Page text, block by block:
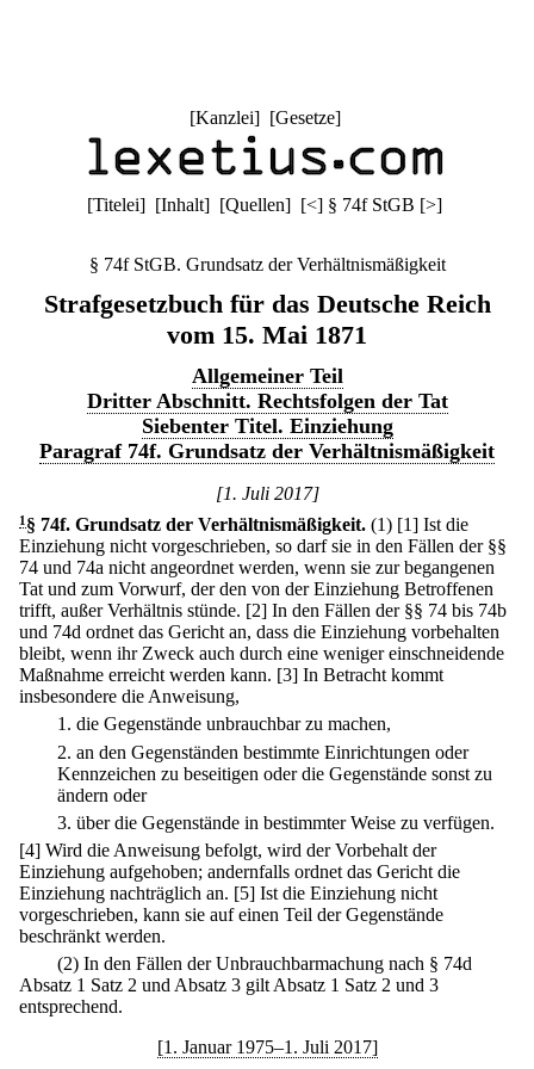
[Kanzlei] [Gesetze]
[Titelei] [Inhalt] [Quellen] [<] § 74f StGB [>]
§ 74f StGB. Grundsatz der Verhältnismäßigkeit
Strafgesetzbuch für das Deutsche Reich
vom 15. Mai 1871
Allgemeiner Teil
Dritter Abschnitt. Rechtsfolgen der Tat
Siebenter Titel. Einziehung
Paragraf 74f. Grundsatz der Verhältnismäßigkeit
[1. Juli 2017]
1 § 74f. Grundsatz der Verhältnismäßigkeit. (1) [1] Ist die
Einziehung nicht vorgeschrieben, so darf sie in den Fällen der §§
74 und 74a nicht angeordnet werden, wenn sie zur begangenen
Tat und zum Vorwurf, der den von der Einziehung Betroffenen
trifft, außer Verhältnis stünde. [2] In den Fällen der §§ 74 bis 74b
und 74d ordnet das Gericht an, dass die Einziehung vorbehalten
bleibt, wenn ihr Zweck auch durch eine weniger einschneidende
Maßnahme erreicht werden kann. [3] In Betracht kommt
insbesondere die Anweisung,
1. die Gegenstände unbrauchbar zu machen,
2. an den Gegenständen bestimmte Einrichtungen oder
Kennzeichen zu beseitigen oder die Gegenstände sonst zu
ändern oder
3. über die Gegenstände in bestimmter Weise zu verfügen.
[4] Wird die Anweisung befolgt, wird der Vorbehalt der
Einziehung aufgehoben; andernfalls ordnet das Gericht die
Einziehung nachträglich an. [5] Ist die Einziehung nicht
vorgeschrieben, kann sie auf einen Teil der Gegenstände
beschränkt werden.
(2) In den Fällen der Unbrauchbarmachung nach § 74d
Absatz 1 Satz 2 und Absatz 3 gilt Absatz 1 Satz 2 und 3
entsprechend.
[1. Januar 1975–1. Juli 2017]